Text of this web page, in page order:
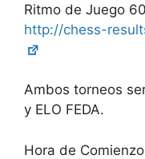
Ritmo de Juego
http://chess-
Ambos torneos
y ELO FEDA.
Hora de